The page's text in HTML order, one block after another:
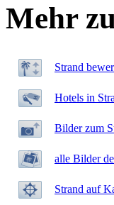
Mehr
Strand
Hotels in
Bilder zum
alle Bilder
Strand auf